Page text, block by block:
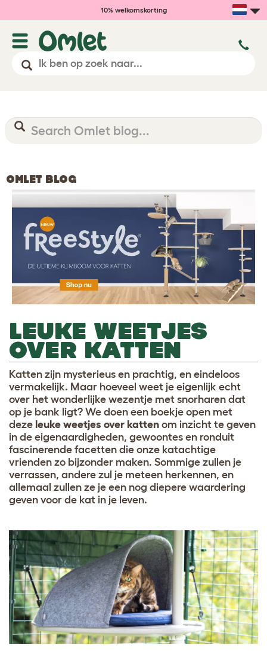
10% welkomskorting
OMLET BLOG
LEUKE WEETJES
OVER KATTEN
Katten zijn mysterieus en prachtig, en eindeloos
vermakelijk. Maar hoeveel weet je eigenlijk echt
over het wonderlijke wezentje met snorharen dat
op je bank ligt? We doen een boekje open met
deze leuke weetjes over katten om inzicht te geven
in de eigenaardigheden, gewoontes en ronduit
fascinerende facetten die onze katachtige
vrienden zo bijzonder maken. Sommige zullen je
verrassen, andere zul je meteen herkennen, en
allemaal zullen ze je een nog diepere waardering
geven voor de kat in je leven.